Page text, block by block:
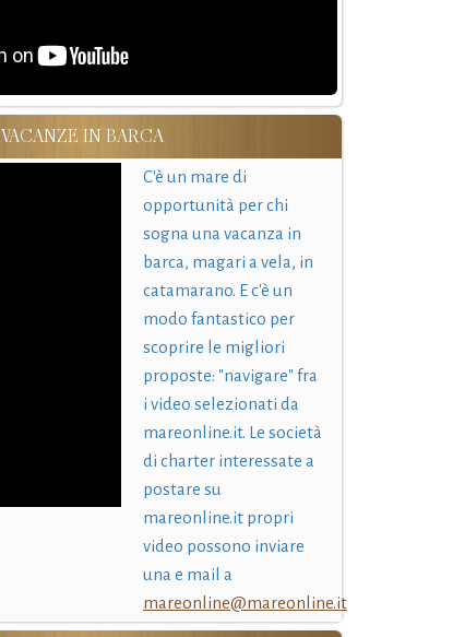
VACANZE IN BARCA
C'è un mare di
opportunità per chi
sogna una vacanza in
barca, magari a vela, in
catamarano. E c'è un
modo fantastico per
scoprire le migliori
proposte: "navigare" fra
i video selezionati da
mareonline.it. Le società
di charter interessate a
postare su
mareonline.it propri
video possono inviare
una e mail a
mareonline@mareonline.it